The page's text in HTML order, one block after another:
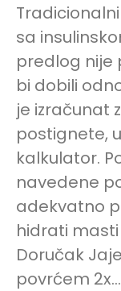
sa
predlog nije
bi dobili
je izračunat
postignete,
kalkulator.
navedene
adekvatno
hidrati
Doručak
povrćem 2x...